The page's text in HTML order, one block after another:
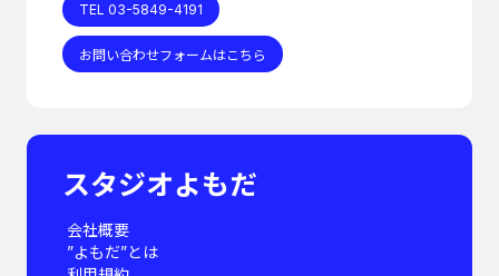
TEL 03-5849-4191
お問い合わせフォームはこちら
スタジオよもだ
会社概要
”よもだ”とは